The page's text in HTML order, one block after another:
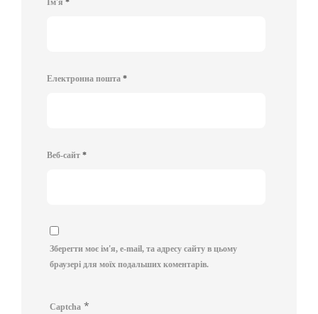
Ім'я *
Електронна пошта *
Веб-сайт *
Зберегти моє ім'я, e-mail, та адресу сайту в цьому
браузері для моїх подальших коментарів.
Captcha *